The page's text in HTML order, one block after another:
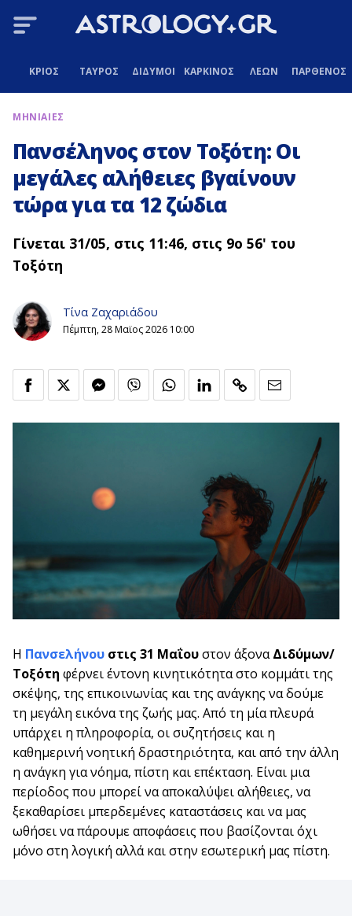
ΚΡΙΟΣ ΤΑΥΡΟΣ ΔΙΔΥΜΟΙ ΚΑΡΚΙΝΟΣ ΛΕΩΝ ΠΑΡΘΕΝΟΣ
ΜΗΝΙΑΙΕΣ
Πανσέληνος στον Τοξότη: Οι
μεγάλες αλήθειες βγαίνουν
τώρα για τα 12 ζώδια
Γίνεται 31/05, στις 11:46, στις 9o 56' του
Τοξότη
Τίνα Ζαχαριάδου
Πέμπτη, 28 Μαϊος 2026 10:00
Η Πανσελήνου στις 31 Μαΐουστον άξοναΔιδύμων/
Τοξότη φέρνει έντονη κινητικότητα στο κομμάτι της
σκέψης, της επικοινωνίας και της ανάγκης να δούμε
τη μεγάλη εικόνα της ζωής μας. Από τη μία πλευρά
υπάρχει η πληροφορία, οι συζητήσεις και η
καθημερινή νοητική δραστηριότητα, και από την άλλη
η ανάγκη για νόημα, πίστη και επέκταση. Είναι μια
περίοδος που μπορεί να αποκαλύψει αλήθειες, να
ξεκαθαρίσει μπερδεμένες καταστάσεις και να μας
ωθήσει να πάρουμε αποφάσεις που βασίζονται όχι
μόνο στη λογική αλλά και στην εσωτερική μας πίστη.